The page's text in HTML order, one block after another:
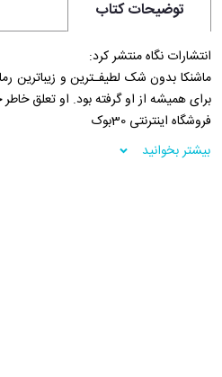
توضیحات کتاب
انتشارات نگاه منتشر کرد:
ماشنکا بدون شک لطیفـترین و زیباترین
برای همیشه از او گرفته بود. او تعلق
فروشگاه اینترنتی 30بوک
بیشتر بخوانید